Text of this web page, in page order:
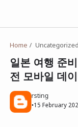
Home Uncategorized
일본 여행 준
전 모바일 데
rsting
•15 February